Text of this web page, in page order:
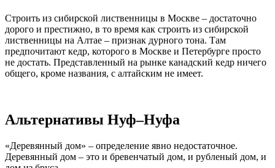
Строить из сибирской лиственницы в Москве – достаточно
дорого и престижно, в то время как строить из сибирской
лиственницы на Алтае – признак дурного тона. Там
предпочитают кедр, которого в Москве и Петербурге просто
не достать. Представленный на рынке канадский кедр ничего
общего, кроме названия, с алтайским не имеет.
Альтернативы Нуф–Нуфа
«Деревянный дом» – определение явно недостаточное.
Деревянный дом – это и бревенчатый дом, и рубленый дом, и